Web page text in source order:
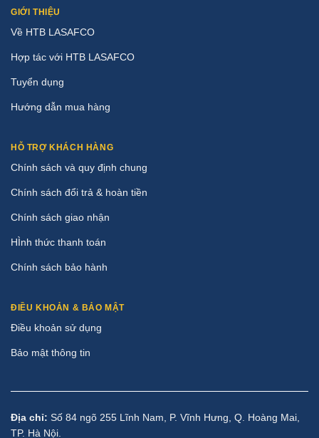
GIỚI THIỆU
Về HTB LASAFCO
Hợp tác với HTB LASAFCO
Tuyển dụng
Hướng dẫn mua hàng
HỖ TRỢ KHÁCH HÀNG
Chính sách và quy định chung
Chính sách đổi trả & hoàn tiền
Chính sách giao nhận
HÌnh thức thanh toán
Chính sách bảo hành
ĐIỀU KHOẢN & BẢO MẬT
Điều khoản sử dụng
Bảo mật thông tin
Địa chỉ: Số 84 ngõ 255 Lĩnh Nam, P. Vĩnh Hưng, Q. Hoàng Mai,
TP. Hà Nội.